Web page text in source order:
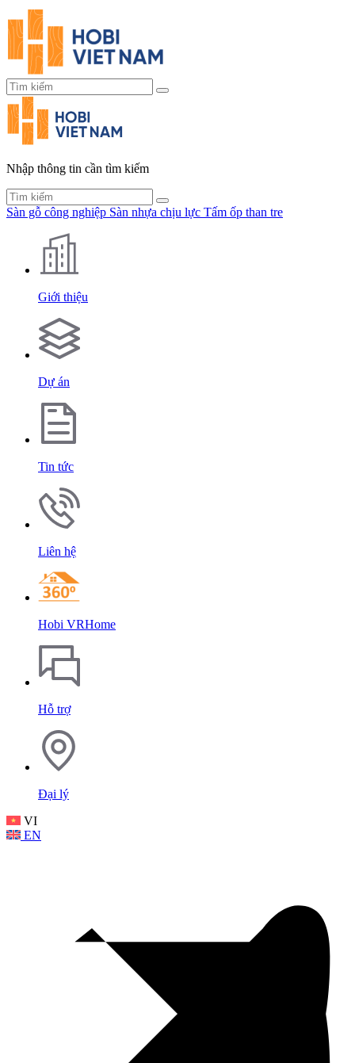
Nhập thông tin cần tìm kiếm
Sàn gỗ công nghiệp Sàn nhựa chịu lực Tấm ốp than tre
Giới thiệu
Dự án
Tin tức
Liên hệ
Hobi VRHome
Hỗ trợ
Đại lý
VI
EN